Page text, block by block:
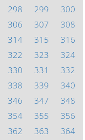
298 299
300
306 307
308
314 315
316
322 323
324
330 331
332
338 339
340
346 347
348
354 355
356
362 363 364